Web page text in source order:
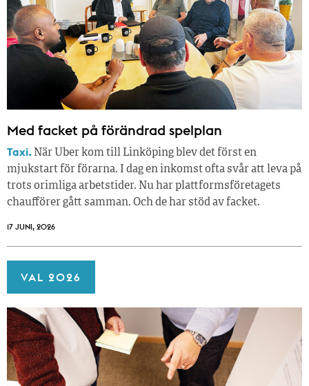
Med facket på förändrad spelplan
Taxi. När Uber kom till Linköping blev det först en
mjukstart för förarna. I dag en inkomst ofta svår att leva på
trots orimliga arbetstider. Nu har plattformsföretagets
chaufförer gått samman. Och de har stöd av facket.
17 JUNI, 2026
VAL 2026